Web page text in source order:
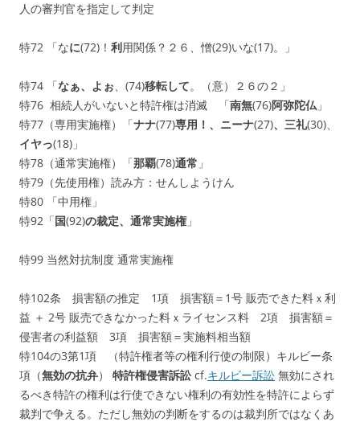
人の審判官を指定して判定
特72 「なに(72)！ 利用関係？２６、憎(29)いな(17)。」
特74 「なぁ、よぉ、(74)移転して。（意）２６の２」
特76 相続人がいないと特許権は消滅 「南無(76)阿弥陀仏」
特77（専用実施権）「ナナ(77)専用！、ニーナ(27)、三礼(30)、
イヤっ(18)」
特78（通常実施権）「那覇(78)通常 」
特79（先使用権）読み方：せんしようけん
特80 「中用権」
特92「国(92)の裁定、通常実施権 」
特99 当然対抗制度 通常実施権
特102条 損害額の推定 1項 損害額＝1号 販売できた料ｘ利
益 ＋ 2号 販売できなかった料ｘライセンス料 2項 損害額＝
侵害者の利益額 3項 損害額＝実施料相当額
特104の3第1項 （特許権者等の権利行使の制限）キルビー条
項（無効の抗弁） 特許権侵害訴訟cf.キルビー訴訟 無効にされ
るべき特許の権利は行使できない権利の有効性を特許によらず
裁判で争える。ただし無効の判断をするのは裁判所ではなくあ